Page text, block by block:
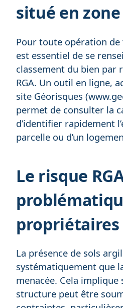
situé en zone
Pour toute opération de
est essentiel de se
classement du bien par
RGA. Un outil en ligne,
site Géorisques (
permet de consulter la
d’identifier rapidement
parcelle ou d’un
Le risque
propriétaires
La présence de sols
systématiquement que
menacée. Cela
structure peut être